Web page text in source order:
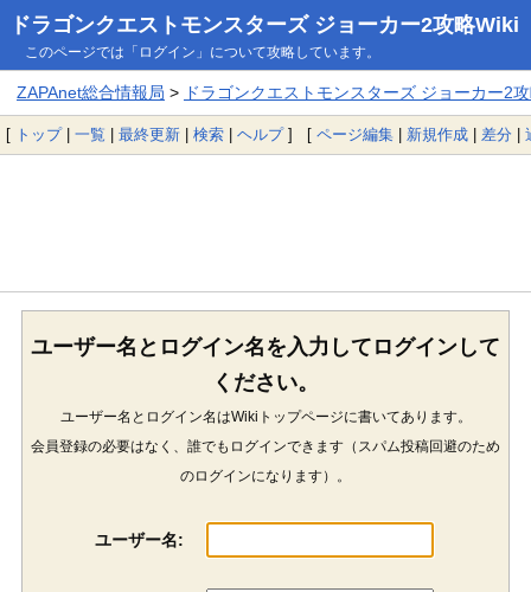
ドラゴンクエストモンスターズ ジョーカー2攻略Wiki
このページでは「ログイン」について攻略しています。
ZAPAnet総合情報局 > ドラゴンクエストモンスターズ ジョーカー2
[ トップ| 一覧 | 最終更新 | 検索 | ヘルプ] [ ページ編集 | 新規作成 | 差分 |
ユーザー名とログイン名を入力してログインして
ください。
ユーザー名とログイン名はWikiトップページに書いてあります。
会員登録の必要はなく、誰でもログインできます（スパム投稿回避のため
のログインになります）。
ユーザー名: